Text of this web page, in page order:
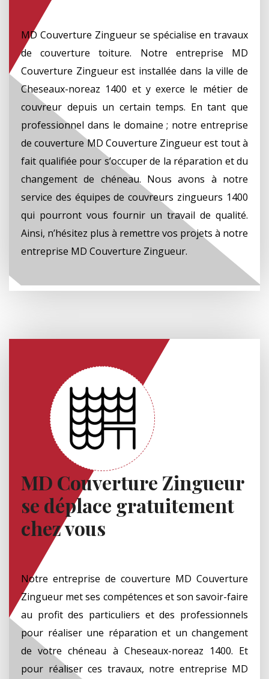
MD Couverture Zingueur se spécialise en travaux
de couverture toiture. Notre entreprise MD
Couverture Zingueur est installée dans la ville de
Cheseaux-noreaz 1400 et y exerce le métier de
couvreur depuis un certain temps. En tant que
professionnel dans le domaine ; notre entreprise
de couverture MD Couverture Zingueur est tout à
fait qualifiée pour s’occuper de la réparation et du
changement de chéneau. Nous avons à notre
service des équipes de couvreurs zingueurs 1400
qui pourront vous fournir un travail de qualité.
Ainsi, n’hésitez plus à remettre vos projets à notre
entreprise MD Couverture Zingueur.
MD Couverture Zingueur
se déplace gratuitement
chez vous
Notre entreprise de couverture MD Couverture
Zingueur met ses compétences et son savoir-faire
au profit des particuliers et des professionnels
pour réaliser une réparation et un changement
de votre chéneau à Cheseaux-noreaz 1400. Et
pour réaliser ces travaux, notre entreprise MD